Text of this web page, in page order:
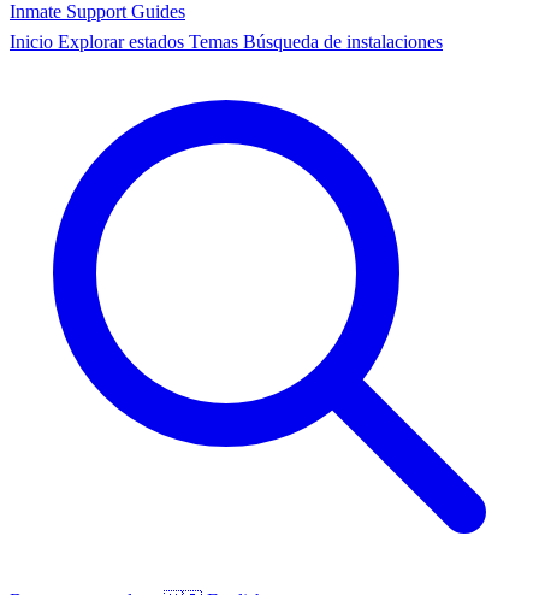
Inmate Support Guides
Inicio Explorar estados Temas Búsqueda de instalaciones